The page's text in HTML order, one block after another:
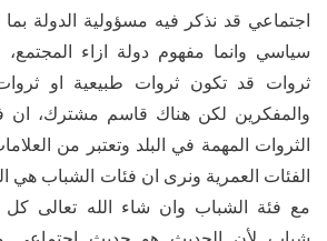
اجتماعي قد نذكر فيه مسؤولية الدولة
سياسي وانما مفهوم دولة ازاء
ثروات قد تكون ثروات طبيعية او
والمفكرين لكن هناك قاسم مشترك، ان
الثروات المهمة في البلد وتعتبر من
الفئات العمرية ونرى ان فئات الشباب هي
مع فئة الشباب وان شاء الله تعالى كل